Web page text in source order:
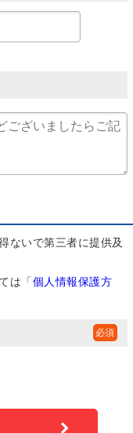
ないで第三者に提供及
は「個人情報保護方